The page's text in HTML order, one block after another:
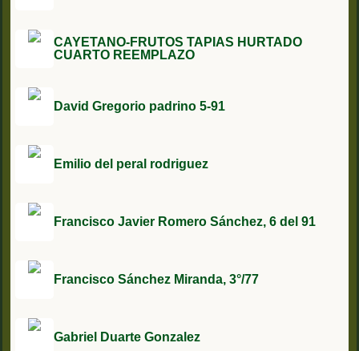
CAYETANO-FRUTOS TAPIAS HURTADO
CUARTO REEMPLAZO
David Gregorio padrino 5-91
Emilio del peral rodriguez
Francisco Javier Romero Sánchez, 6 del 91
Francisco Sánchez Miranda, 3°/77
Gabriel Duarte Gonzalez